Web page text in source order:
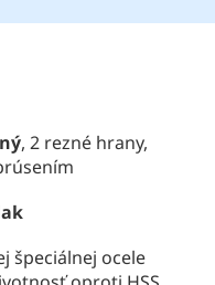
, 2 rezné hrany,
špeciálnej ocele